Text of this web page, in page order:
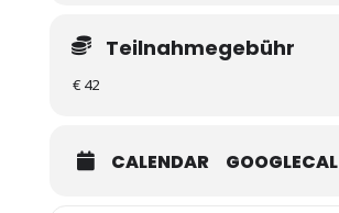
Teilnahmegebühr
€ 42
CALENDAR GOOGLECAL